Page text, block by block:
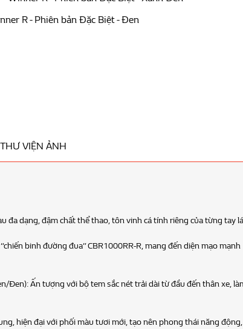
R - Phiên bản Đặc Biệt - Đen
THƯ VIỆN ẢNH
kế siêu thể thao
R tái hiện hình ảnh của những mẫu siêu mô tô thể thao cao cấp
tay nắm được tinh tế tích hợp gọn vào đuôi, kết hợp cùng thân
Bên cạnh đó, thân xe được tối ưu theo nguyên lý khí động học